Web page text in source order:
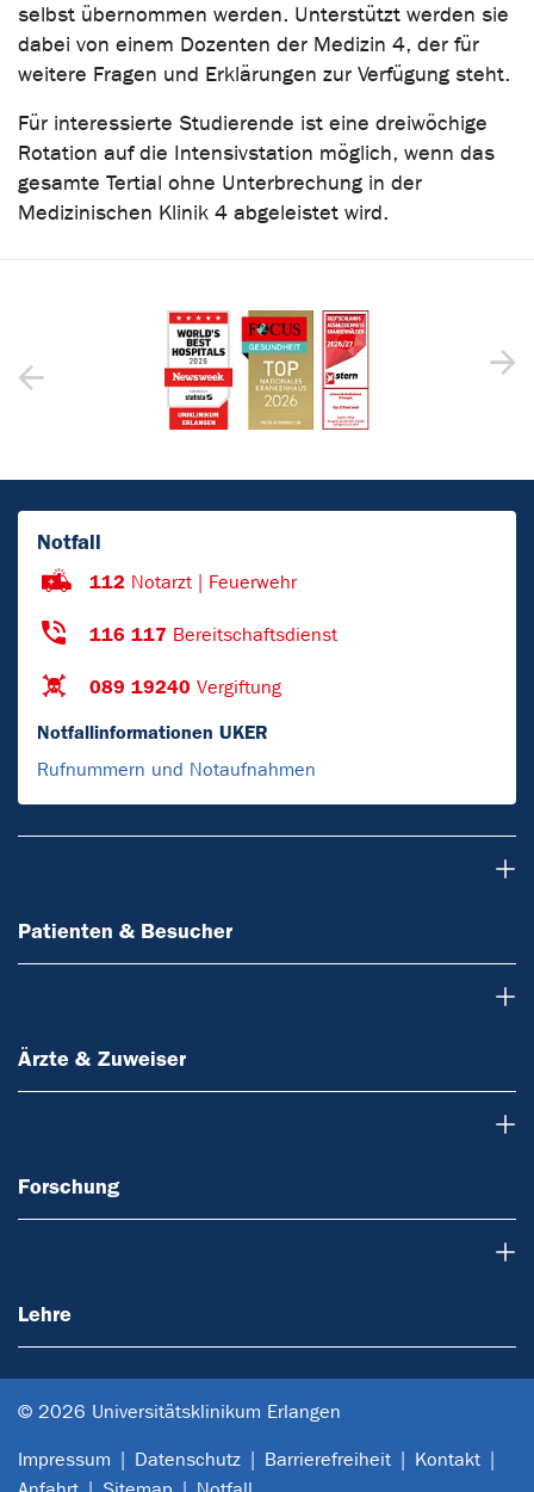
selbst übernommen werden. Unterstützt werden sie
dabei von einem Dozenten der Medizin 4, der für
weitere Fragen und Erklärungen zur Verfügung steht.
Für interessierte Studierende ist eine dreiwöchige
Rotation auf die Intensivstation möglich, wenn das
gesamte Tertial ohne Unterbrechung in der
Medizinischen Klinik 4 abgeleistet wird.
Notfall
112 Notarzt | Feuerwehr
116 117 Bereitschaftsdienst
089 19240 Vergiftung
Notfallinformationen UKER
Rufnummern und Notaufnahmen
Patienten & Besucher
Ärzte & Zuweiser
Forschung
Lehre
© 2026 Universitätsklinikum Erlangen
Impressum Datenschutz Barrierefreiheit
Kontakt